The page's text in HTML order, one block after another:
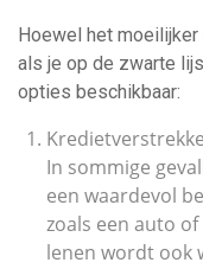
Hoewel het
als je op de zwarte
opties beschikbaar:
In sommige
een waardevol
zoals een auto
lenen wordt ook